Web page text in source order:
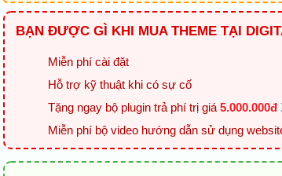
BẠN ĐƯỢC GÌ KHI MUA THEME TẠI
Miễn phí cài đặt
Hỗ trợ kỹ thuật khi có sự cố
Tặng ngay bộ plugin trả phí trị giá 5.000.000đ
Miễn phí bộ video hướng dẫn sử dụng